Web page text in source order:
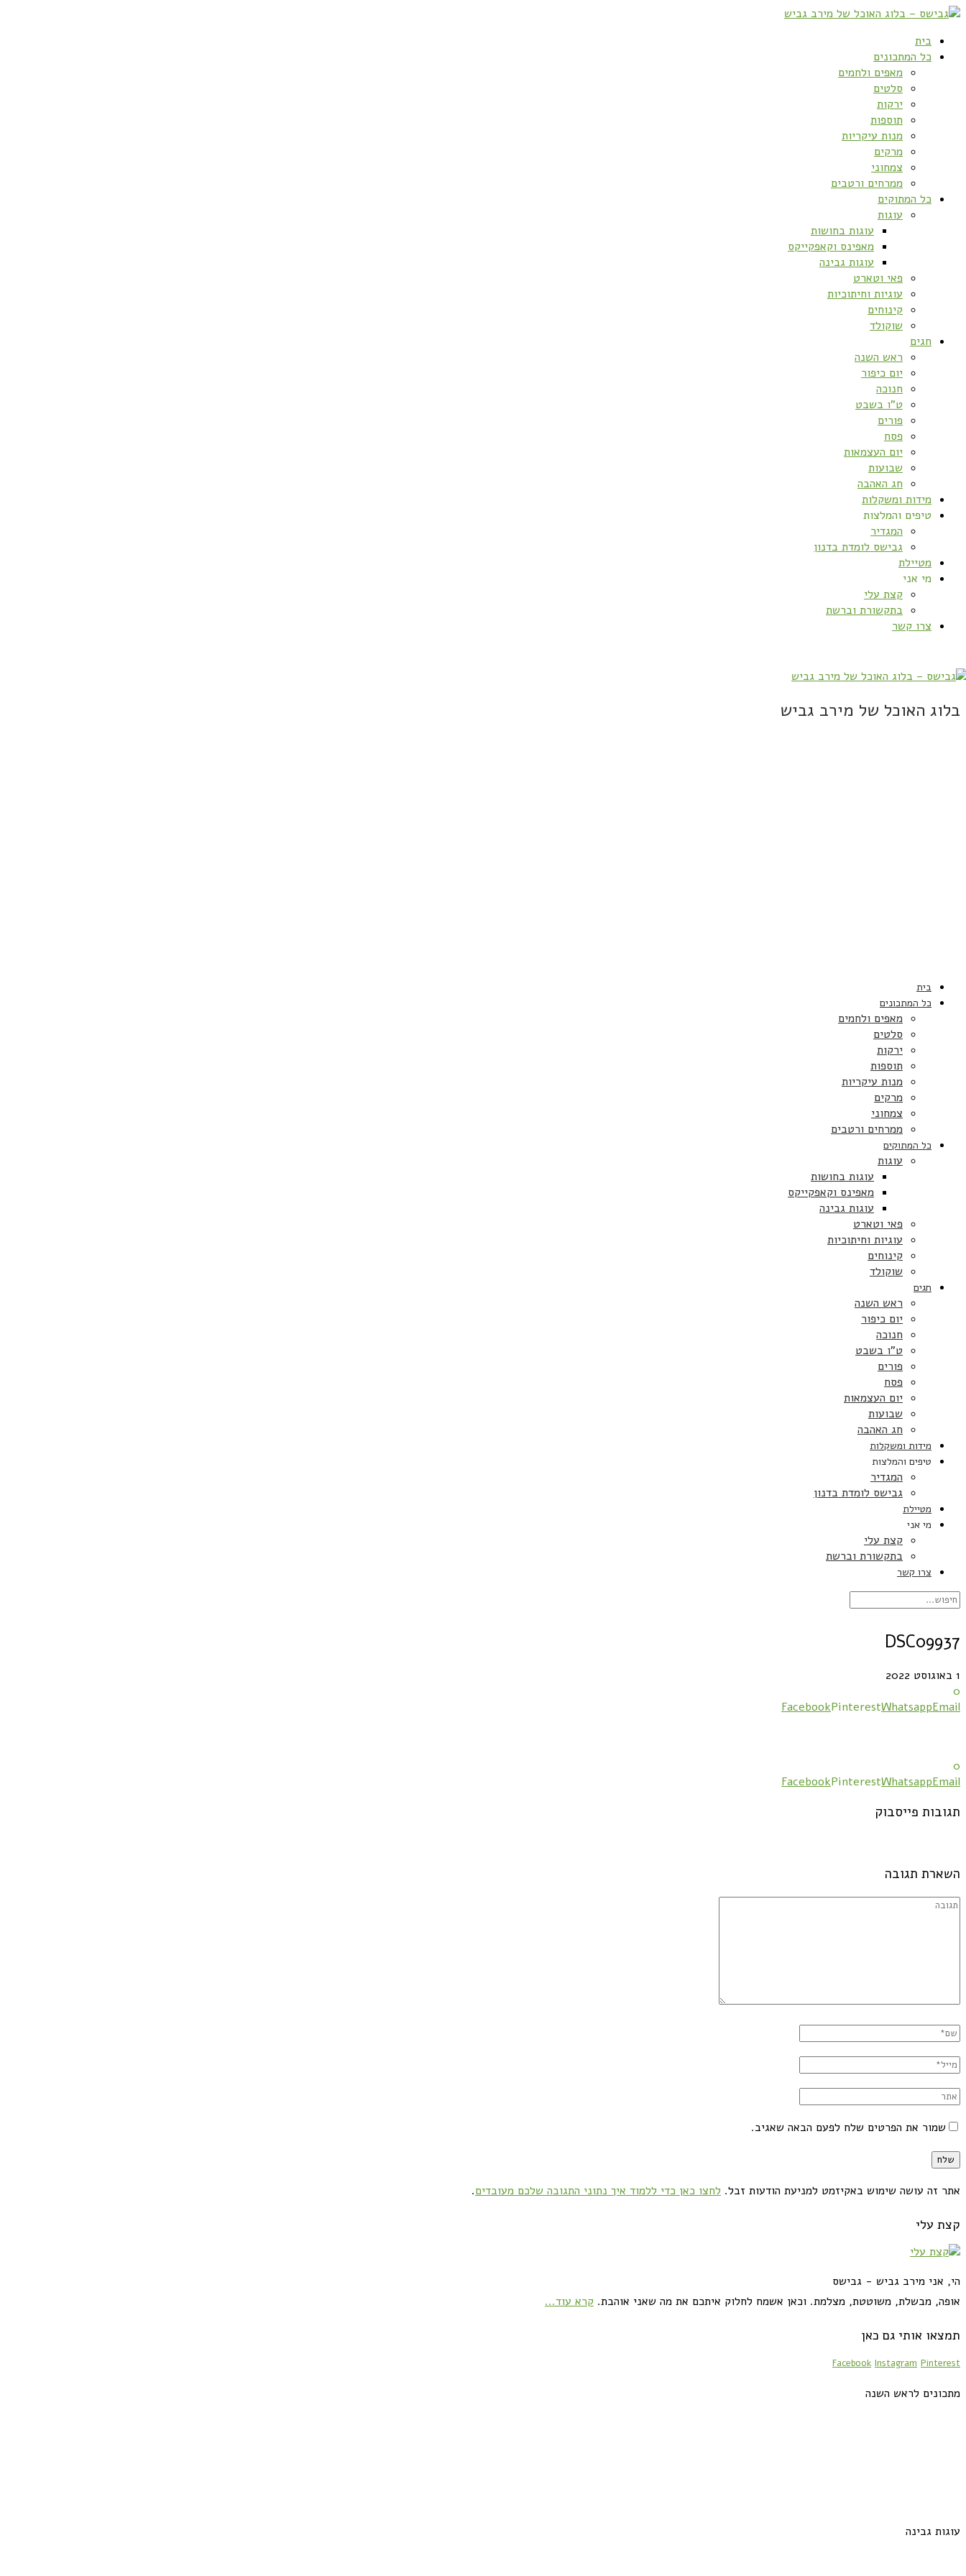
בית
כל המתכונים
מאפים ולחמים
סלטים
ירקות
תוספות
מנות עיקריות
מרקים
צמחוני
ממרחים ורטבים
כל המתוקים
עוגות
עוגות בחושות
מאפינס וקאפקייקס
עוגות גבינה
פאי וטארט
עוגיות וחיתוכיות
קינוחים
שוקולד
חגים
ראש השנה
יום כיפור
חנוכה
ט”ו בשבט
פורים
פסח
יום העצמאות
שבועות
חג האהבה
מידות ומשקלות
טיפים והמלצות
המגדיר
גבישס לומדת בדנון
מטיילת
מי אני
קצת עלי
בתקשורת וברשת
צרו קשר
בלוג האוכל של מירב גביש
בית
כל המתכונים
מאפים ולחמים
סלטים
ירקות
תוספות
מנות עיקריות
מרקים
צמחוני
ממרחים ורטבים
כל המתוקים
עוגות
עוגות בחושות
מאפינס וקאפקייקס
עוגות גבינה
פאי וטארט
עוגיות וחיתוכיות
קינוחים
שוקולד
חגים
ראש השנה
יום כיפור
חנוכה
ט”ו בשבט
פורים
פסח
יום העצמאות
שבועות
חג האהבה
מידות ומשקלות
טיפים והמלצות
המגדיר
גבישס לומדת בדנון
מטיילת
מי אני
קצת עלי
בתקשורת וברשת
צרו קשר
DSC09937
1 באוגוסט 2022
0
FacebookPinterestWhatsappEmail
0
FacebookPinterestWhatsappEmail
תגובות פייסבוק
השארת תגובה
שמור את הפרטים שלח לפעם הבאה שאגיב.
אתר זה עושה שימוש באקיזמט למניעת הודעות זבל. לחצו כאן כדי ללמוד איך נתוני התגובה שלכם מעובדים.
קצת עלי
הי, אני מירב גביש - גבישס
אופה, מבשלת, משוטטת, מצלמת. וכאן אשמח לחלוק איתכם את מה שאני אוהבת. קרא עוד...
תמצאו אותי גם כאן
Facebook Instagram Pinterest
מתכונים לראש השנה
עוגות גבינה